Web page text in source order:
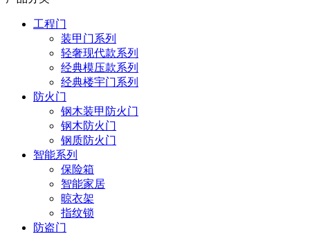
工程门
装甲门系列
轻奢现代款系列
经典模压款系列
经典楼宇门系列
防火门
钢木装甲防火门
钢木防火门
钢质防火门
智能系列
保险箱
智能家居
晾衣架
指纹锁
防盗门